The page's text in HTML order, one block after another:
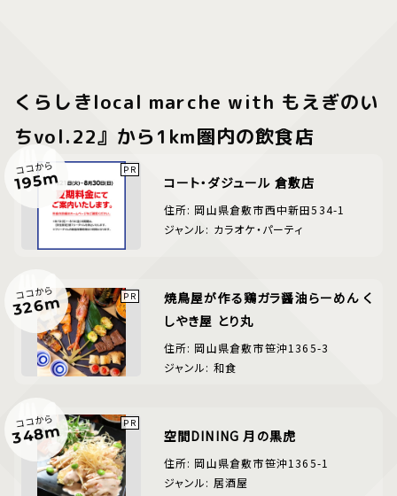
くらしきlocal marche with もえぎのい
ちvol.22』から1km圏内の飲食店
ココから
195m コート・ダジュール 倉敷店
住所: 岡山県倉敷市西中新田534-1
ジャンル: カラオケ・パーティ
ココから
326m
焼鳥屋が作る鶏ガラ醤油らーめん く
しやき屋 とり丸
住所: 岡山県倉敷市笹沖1365-3
ジャンル: 和食
ココから
348m 空間DINING 月の黒虎
住所: 岡山県倉敷市笹沖1365-1
ジャンル: 居酒屋